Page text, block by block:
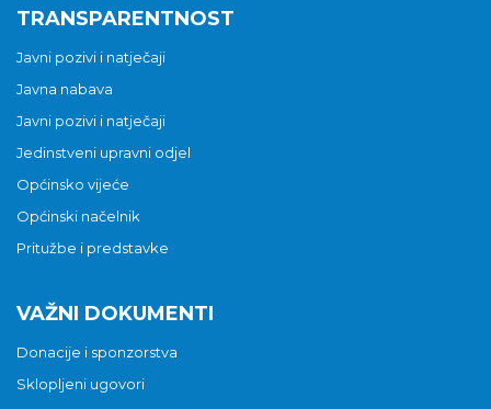
TRANSPARENTNOST
Javni pozivi i natječaji
Javna nabava
Javni pozivi i natječaji
Jedinstveni upravni odjel
Općinsko vijeće
Općinski načelnik
Pritužbe i predstavke
VAŽNI DOKUMENTI
Donacije i sponzorstva
Sklopljeni ugovori